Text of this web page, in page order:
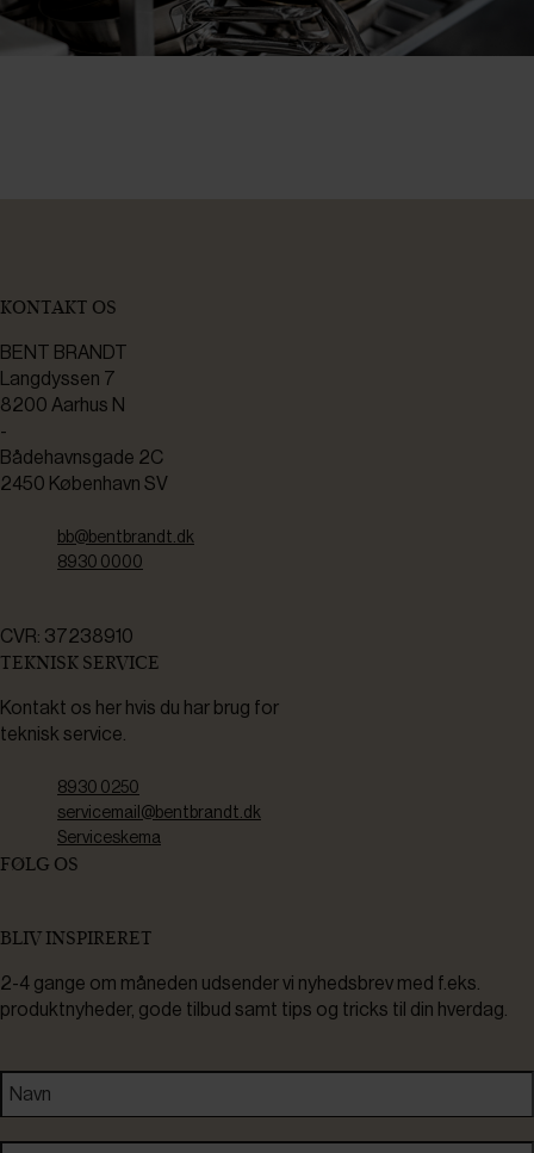
KONTAKT OS
BENT BRANDT
Langdyssen 7
8200 Aarhus N
-
Bådehavnsgade 2C
2450 København SV
bb@bentbrandt.dk
8930 0000
CVR: 37238910
TEKNISK SERVICE
Kontakt os her hvis du har brug for
teknisk service.
8930 0250
servicemail@bentbrandt.dk
Serviceskema
FØLG OS
BLIV INSPIRERET
2-4 gange om måneden udsender vi nyhedsbrev med f.eks.
produktnyheder, gode tilbud samt tips og tricks til din hverdag.